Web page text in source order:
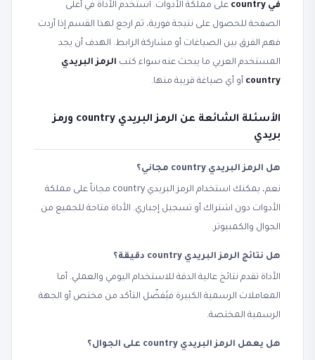
في country
على مملكة الأدوات. استخدم الأداة في أعلى
الصفحة للحصول على نتيجة فورية، ثم ارجع لهذا القسم إذا أردت
فهم الفرق بين الصياغات أو مشاركة الرابط. الهدف أن يجد
المستخدم العربي ما يبحث عنه سواء كتب الرمز البريدي
country أو أي صياغة قريبة منها.
الأسئلة الشائعة عن الرمز البريدي country ورمز
بريدي
هل الرمز البريدي country مجاني؟
نعم، يمكنك استخدام الرمز البريدي country مجاناً على مملكة
الأدوات دون اشتراك أو تسجيل إجباري. الأداة متاحة للجميع من
الجوال والكمبيوتر.
هل نتائج الرمز البريدي country دقيقة؟
الأداة تقدم نتائج عالية الدقة للاستخدام اليومي والعملي. أما
المعاملات الرسمية الكبيرة فيُفضّل التأكد من مختص أو الجهة
الرسمية المختصة.
هل يعمل الرمز البريدي country على الجوال؟